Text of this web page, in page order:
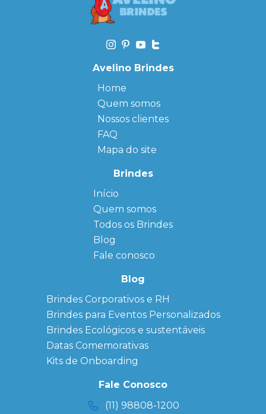
Avelino Brindes
Home
Quem somos
Nossos clientes
FAQ
Mapa do site
Brindes
Início
Quem somos
← Back
FAQ
Sitemap
Todos os Brindes
← Back
Agendas
Personalizadas
Personalizado
personalizados
Brindes
Corporativos
Copos Térmicos
Personalizados
Datas Especiais
Ecobag
Personalizada
Kits
Blog
Fale conosco
Blog
Brindes Corporativos e RH
Brindes para Eventos Personalizados
Brindes Ecológicos e sustentáveis
Datas Comemorativas
Kits de Onboarding
Fale Conosco
(11) 98808-1200